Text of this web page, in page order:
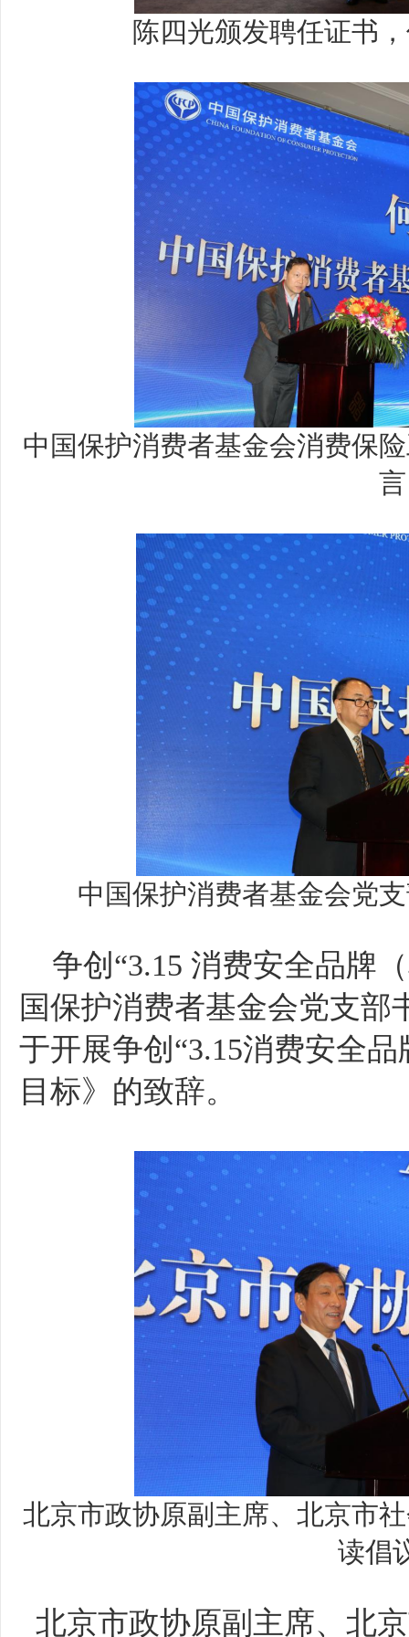
陈四光颁发聘任证书
中国保护消费者基金会消费保
言
中国保护消费者基金会党
争创“3.15 消费安全品牌
国保护消费者基金会党支
于开展争创“3.15消费安全
目标》的致辞。
北京市政协原副主席、北京市
读倡
北京市政协原副主席、北